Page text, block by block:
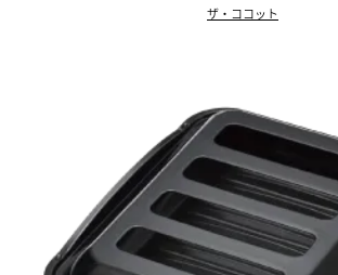
ザ・ココット